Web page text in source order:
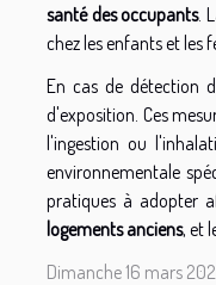
santé des occupants.
chez les enfants et les
En cas de détection
d'exposition. Ces
l'ingestion ou
environnementale
pratiques à adopter
logements anciens, et
Dimanche 16 mars